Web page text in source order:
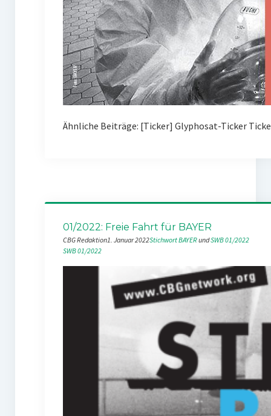
Ähnliche Beiträge: [Ticker] Glyphosat-Ticker
01/2022: Freie Fahrt für BAYER
CBG Redaktion1. Januar 2022Stichwort BAYER und SWB 01/2022
SWB 01/2022